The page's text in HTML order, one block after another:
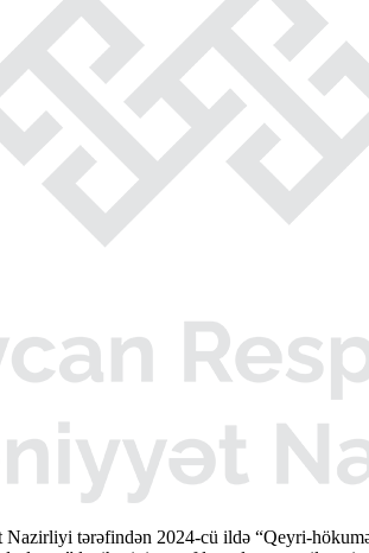
Nazirliyi tərəfindən 2024-cü ildə “Qeyri-